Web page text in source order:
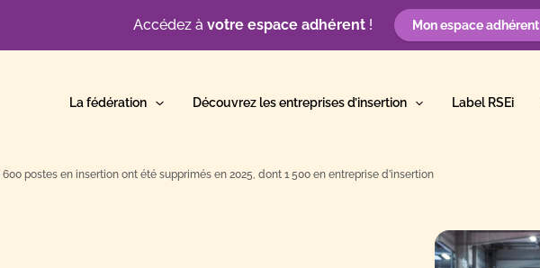
Accédez à votre espace adhérent! Mon espace adhérent
La fédération Découvrez les entreprises d’insertion Label RSEi
600 postes en insertion ont été supprimés en 2025, dont 1 500 en entreprise d’insertion